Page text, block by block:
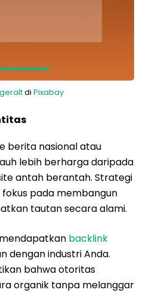
geraltdi Pixabay
berita nasional atau
lebih berharga daripada
antah berantah. Strategi
pada membangun
tautan secara alami.
backlink
dengan industri Anda.
bahwa otoritas
organik tanpa melanggar